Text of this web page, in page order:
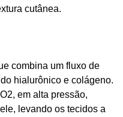
cutânea.
combina um fluxo de
hialurônico e colágeno.
em alta pressão,
levando os tecidos a